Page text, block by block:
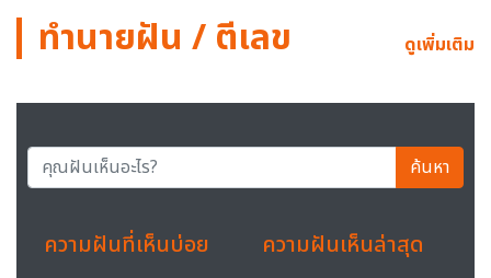
ทำนายฝัน / ตีเลข ดูเพิ่มเติม
ค้นหา
ความฝันที่เห็นบ่อย ความฝันเห็นล่าสุด